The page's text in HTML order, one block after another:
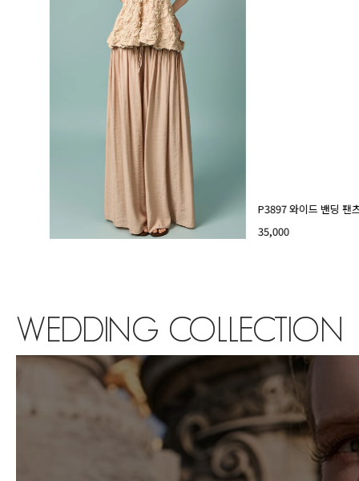
P3897 와이드 밴딩 팬
35,000
WEDDING COLLECTION